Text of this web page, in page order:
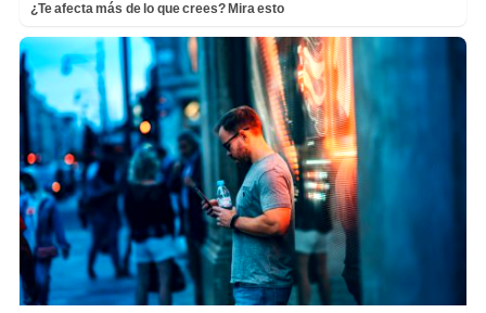
¿Te afecta más de lo que crees? Mira esto